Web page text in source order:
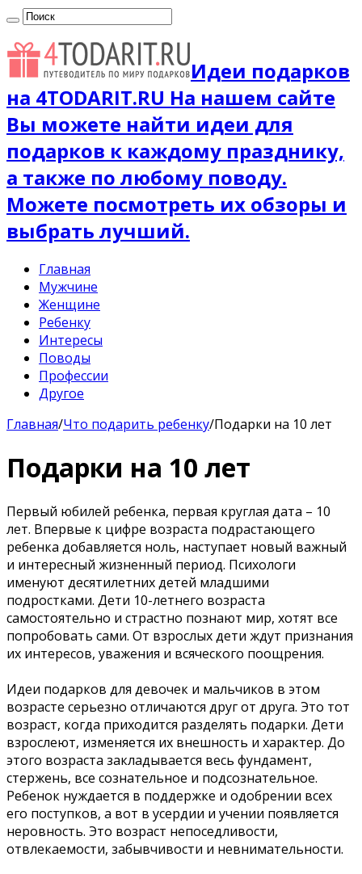
Идеи подарков
на 4TODARIT.RU На нашем сайте
Вы можете найти идеи для
подарков к каждому празднику,
а также по любому поводу.
Можете посмотреть их обзоры и
выбрать лучший.
Главная
Мужчине
Женщине
Ребенку
Интересы
Поводы
Профессии
Другое
Главная/Что подарить ребенку/Подарки на 10 лет
Подарки на 10 лет
Первый юбилей ребенка, первая круглая дата – 10
лет. Впервые к цифре возраста подрастающего
ребенка добавляется ноль, наступает новый важный
и интересный жизненный период. Психологи
именуют десятилетних детей младшими
подростками. Дети 10-летнего возраста
самостоятельно и страстно познают мир, хотят все
попробовать сами. От взрослых дети ждут признания
их интересов, уважения и всяческого поощрения.
Идеи подарков для девочек и мальчиков в этом
возрасте серьезно отличаются друг от друга. Это тот
возраст, когда приходится разделять подарки. Дети
взрослеют, изменяется их внешность и характер. До
этого возраста закладывается весь фундамент,
стержень, все сознательное и подсознательное.
Ребенок нуждается в поддержке и одобрении всех
его поступков, а вот в усердии и учении появляется
неровность. Это возраст непоседливости,
отвлекаемости, забывчивости и невнимательности.